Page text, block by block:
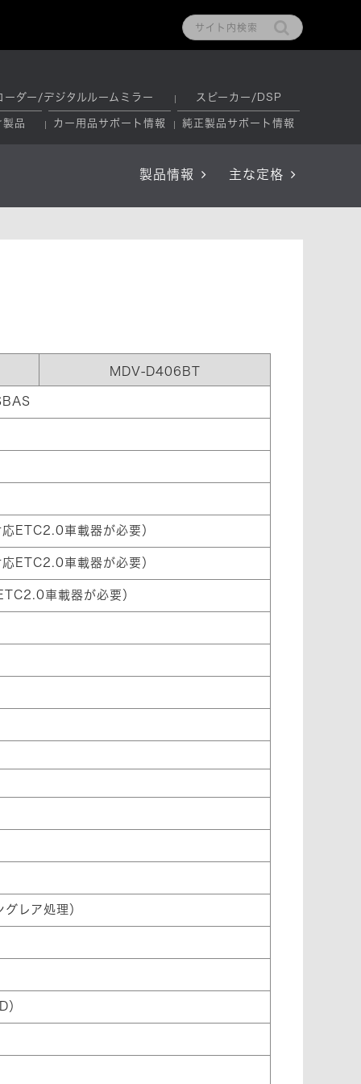
ーダー/デジタルルームミラー スピーカー/DSP
製品 カー用品サポート情報 純正製品サポート情報
製品情報 主な定格
MDV-D406BT
ETC2.0車載器が必要）
ETC2.0車載器が必要）
車載器が必要）
レア処理）